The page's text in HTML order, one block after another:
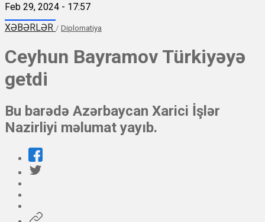
Feb 29, 2024 - 17:57
XƏBƏRLƏR / Diplomatiya
Ceyhun Bayramov Türkiyəyə
getdi
Bu barədə Azərbaycan Xarici İşlər
Nazirliyi məlumat yayıb.